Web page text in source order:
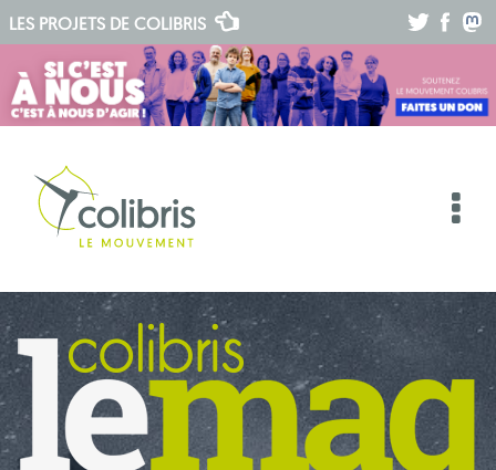
LES PROJETS DE COLIBRIS